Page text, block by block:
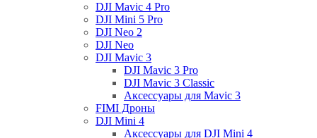
DJI Mavic 4 Pro
DJI Mini 5 Pro
DJI Neo 2
DJI Neo
DJI Mavic 3
DJI Mavic 3 Pro
DJI Mavic 3 Classic
Аксессуары для Mavic 3
FIMI Дроны
DJI Mini 4
Аксессуары для DJI Mini 4